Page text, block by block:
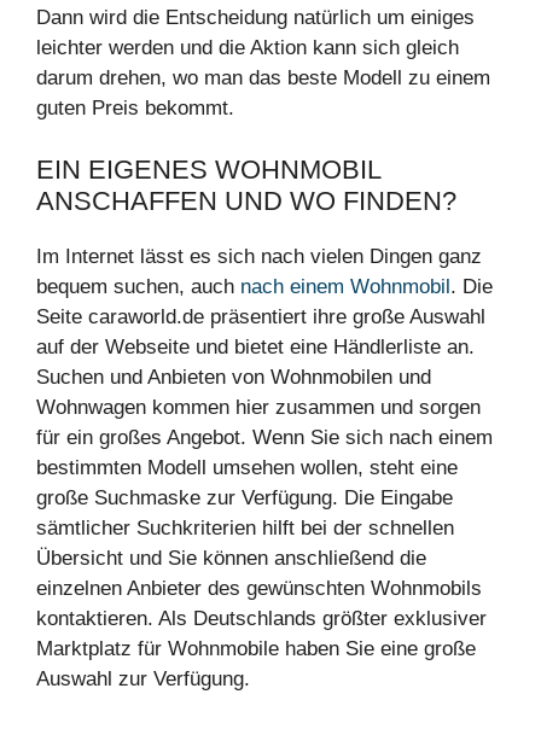
Dann wird die Entscheidung natürlich um einiges
leichter werden und die Aktion kann sich gleich
darum drehen, wo man das beste Modell zu einem
guten Preis bekommt.
EIN EIGENES WOHNMOBIL
ANSCHAFFEN UND WO FINDEN?
Im Internet lässt es sich nach vielen Dingen ganz
bequem suchen, auch nach einem Wohnmobil. Die
Seite caraworld.de präsentiert ihre große Auswahl
auf der Webseite und bietet eine Händlerliste an.
Suchen und Anbieten von Wohnmobilen und
Wohnwagen kommen hier zusammen und sorgen
für ein großes Angebot. Wenn Sie sich nach einem
bestimmten Modell umsehen wollen, steht eine
große Suchmaske zur Verfügung. Die Eingabe
sämtlicher Suchkriterien hilft bei der schnellen
Übersicht und Sie können anschließend die
einzelnen Anbieter des gewünschten Wohnmobils
kontaktieren. Als Deutschlands größter exklusiver
Marktplatz für Wohnmobile haben Sie eine große
Auswahl zur Verfügung.